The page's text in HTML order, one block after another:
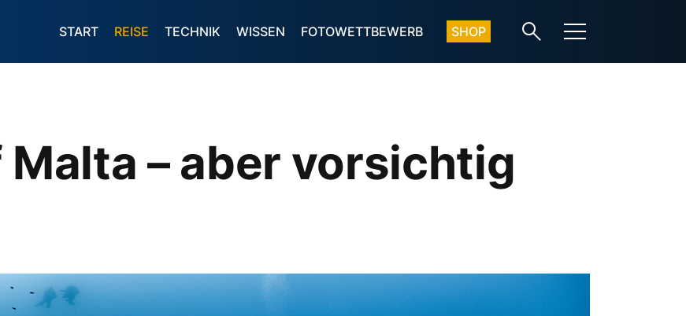
START REISE TECHNIK WISSEN FOTOWETTBEWERB SHOP
– aber vorsichtig